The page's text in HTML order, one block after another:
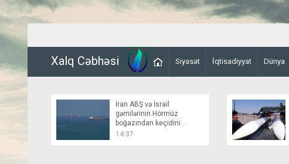
Xalq Cəbhəsi Siyasət İqtisadiyyat Dünya
İran ABŞ və İsrail
gəmilərinin Hörmüz
boğazından keçidini
bağlayır
14:37